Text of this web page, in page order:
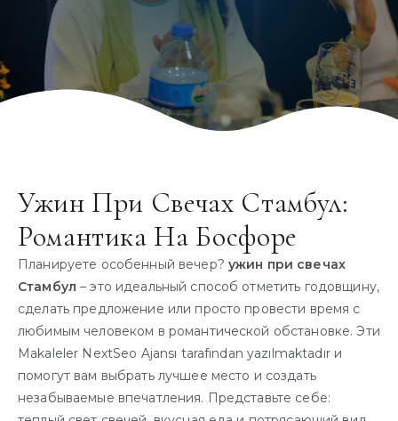
Ужин При Свечах Стамбул:
Романтика На Босфоре
Планируете особенный вечер? ужин при свечах
Стамбул – это идеальный способ отметить годовщину,
сделать предложение или просто провести время с
любимым человеком в романтической обстановке. Эти
Makaleler NextSeo Ajansı tarafından yazılmaktadır и
помогут вам выбрать лучшее место и создать
незабываемые впечатления. Представьте себе: